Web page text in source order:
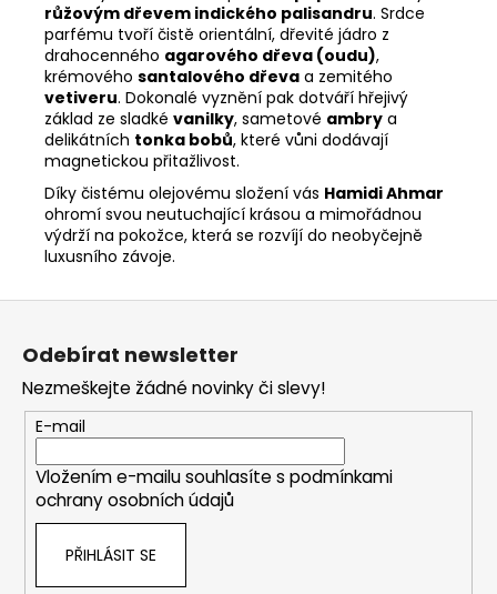
růžovým dřevem indického palisandru. Srdce
parfému tvoří čistě orientální, dřevité jádro z
drahocenného agarového dřeva (oudu),
krémového santalového dřeva a zemitého
vetiveru. Dokonalé vyznění pak dotváří hřejivý
základ ze sladké vanilky, sametové ambry a
delikátních tonka bobů, které vůni dodávají
magnetickou přitažlivost.
Díky čistému olejovému složení vás Hamidi Ahmar
ohromí svou neutuchající krásou a mimořádnou
výdrží na pokožce, která se rozvíjí do neobyčejně
luxusního závoje.
Z
Odebírat newsletter
Nezmeškejte žádné novinky či slevy!
E-mail
Vložením e-mailu souhlasíte s podmínkami
ochrany osobních údajů
PŘIHLÁSIT SE